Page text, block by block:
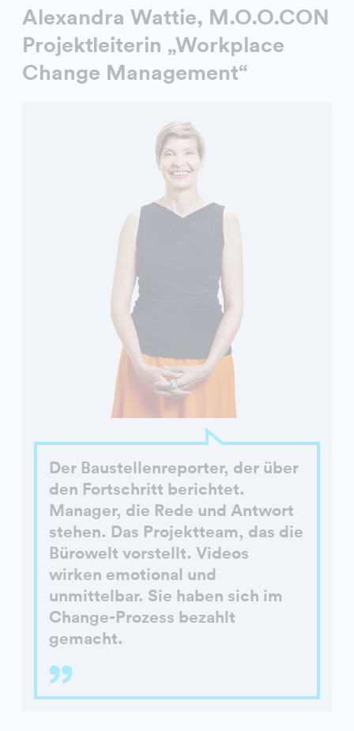
Alexandra Wattie, M.O.O.CON
Projektleiterin „Workplace
Change Management“
Der Baustellenreporter, der über
den Fortschritt berichtet.
Manager, die Rede und Antwort
stehen. Das Projektteam, das die
Bürowelt vorstellt. Videos
wirken emotional und
unmittelbar. Sie haben sich im
Change-Prozess bezahlt
gemacht.